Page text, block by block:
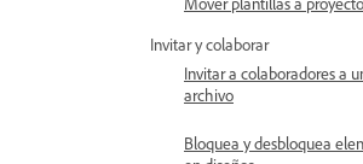
Invitar y colaborar
Invitar a colaboradores a
archivo
Bloquea y desbloquea